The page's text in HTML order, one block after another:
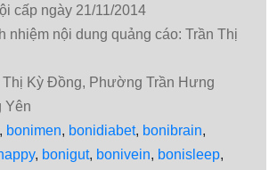
cấp ngày 21/11/2014
nhiệm nội dung quảng cáo: Trần Thị
Kỳ Đồng, Phường Trần Hưng
Yên
, bonimen, bonidiabet, bonibrain,
, bonigut, bonivein, bonisleep,